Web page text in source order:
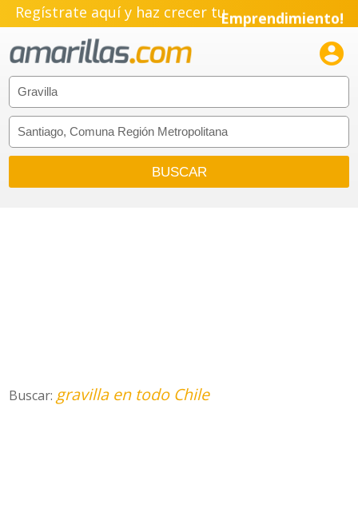
Regístrate aquí y haz crecer tuEmprendimiento!

Buscar: gravilla en todo Chile